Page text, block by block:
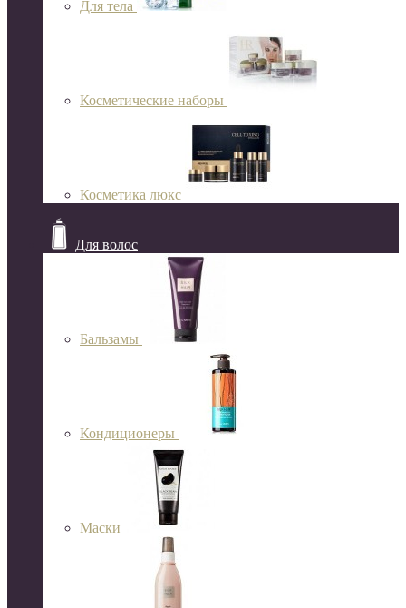
Для тела
Косметические наборы
Косметика люкс
Для волос
Бальзамы
Кондиционеры
Маски